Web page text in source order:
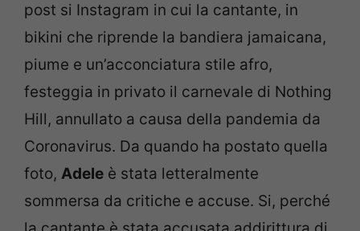
post si Instagram in cui la cantante, in
bikini che riprende la bandiera jamaicana,
piume e un’acconciatura stile afro,
festeggia in privato il carnevale di Nothing
Hill, annullato a causa della pandemia da
Coronavirus. Da quando ha postato quella
foto, Adele è stata letteralmente
sommersa da critiche e accuse. Si, perché